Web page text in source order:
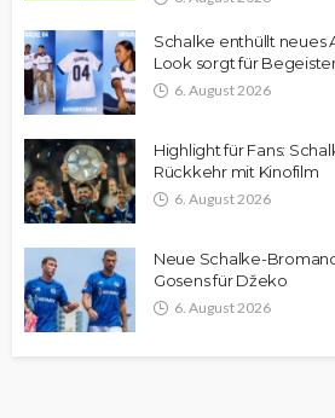
Schalke enthüllt neues
Look sorgt für
6. August 2026
Highlight für Fans:
Rückkehr mit Kinofilm
6. August 2026
Neue Schalke-
Gosens für Džeko
6. August 2026